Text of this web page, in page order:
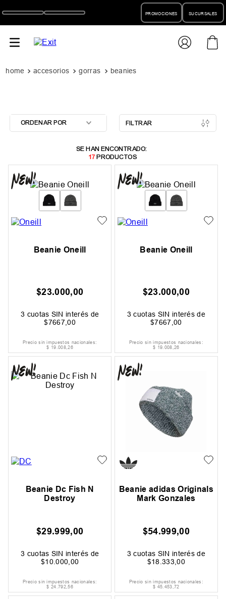
PROMOCIONES SUCURSALES
accesorios gorras beanies
ORDENAR POR FILTRAR
17PRODUCTOS
Beanie Oneill
$23.000,00
3 cuotas SIN interés de
$7667,00
Precio sin impuestos nacionales:
$ 19.008,26
Beanie Oneill
$23.000,00
3 cuotas SIN interés de
$7667 ,00
Precio sin impuestos nacionales:
$ 19.008,26
Beanie Dc Fish N
Destroy
$29.999,00
3 cuotas SIN interés de
$10 .000 00
Precio sin impuestos nacionales:
$ 24.792,56
Beanie adidas Originals
Mark Gonzales
$54.999,00
3 cuotas SIN interés de
$18 .333 ,00
Precio sin impuestos nacionales:
$ 45.453,72